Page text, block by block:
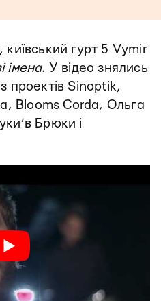
гурт 5 Vymir
імена. У відео знялись
проектів Sinoptik,
Blooms Corda, Ольга
Брюки і